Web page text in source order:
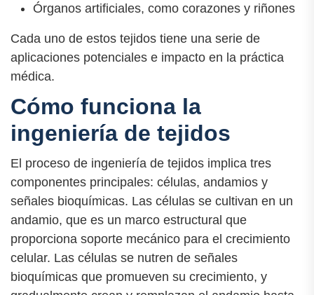
Órganos artificiales, como corazones y riñones
Cada uno de estos tejidos tiene una serie de
aplicaciones potenciales e impacto en la práctica
médica.
Cómo funciona la
ingeniería de tejidos
El proceso de ingeniería de tejidos implica tres
componentes principales: células, andamios y
señales bioquímicas. Las células se cultivan en un
andamio, que es un marco estructural que
proporciona soporte mecánico para el crecimiento
celular. Las células se nutren de señales
bioquímicas que promueven su crecimiento, y